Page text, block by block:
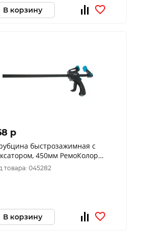
В корзину
p
быстрозажимная с
450мм РемоКолор
345
товара: 045282
В корзину